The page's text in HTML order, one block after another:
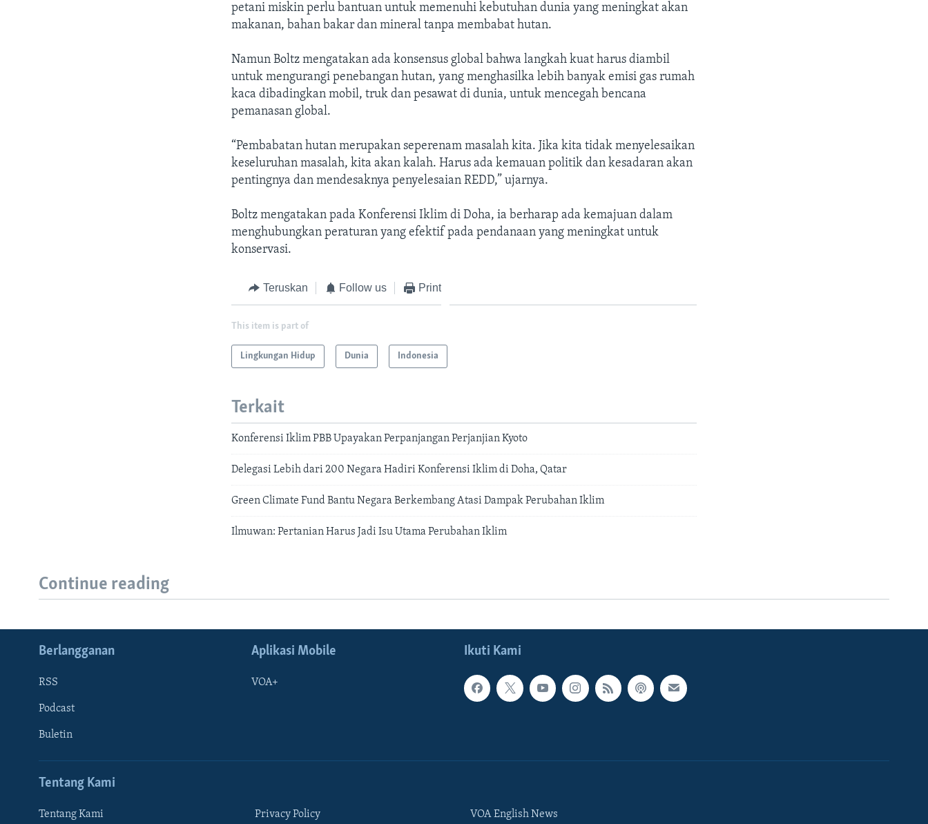
petani miskin perlu bantuan untuk memenuhi kebutuhan dunia yang meningkat akan
makanan, bahan bakar dan mineral tanpa membabat hutan.
Namun Boltz mengatakan ada konsensus global bahwa langkah kuat harus diambil
untuk mengurangi penebangan hutan, yang menghasilka lebih banyak emisi gas rumah
kaca dibadingkan mobil, truk dan pesawat di dunia, untuk mencegah bencana
pemanasan global.
“Pembabatan hutan merupakan seperenam masalah kita. Jika kita tidak menyelesaikan
keseluruhan masalah, kita akan kalah. Harus ada kemauan politik dan kesadaran akan
pentingnya dan mendesaknya penyelesaian REDD,” ujarnya.
Boltz mengatakan pada Konferensi Iklim di Doha, ia berharap ada kemajuan dalam
menghubungkan peraturan yang efektif pada pendanaan yang meningkat untuk
konservasi.
Teruskan Follow us Print
This item is part of
Lingkungan Hidup Dunia Indonesia
Terkait
Konferensi Iklim PBB Upayakan Perpanjangan Perjanjian Kyoto
Delegasi Lebih dari 200 Negara Hadiri Konferensi Iklim di Doha, Qatar
Green Climate Fund Bantu Negara Berkembang Atasi Dampak Perubahan Iklim
Ilmuwan: Pertanian Harus Jadi Isu Utama Perubahan Iklim
Continue reading
Ikuti Kami
Berlangganan
RSS
Podcast
Buletin
Aplikasi Mobile
VOA+
Tentang Kami
Tentang Kami Privacy Policy VOA English News